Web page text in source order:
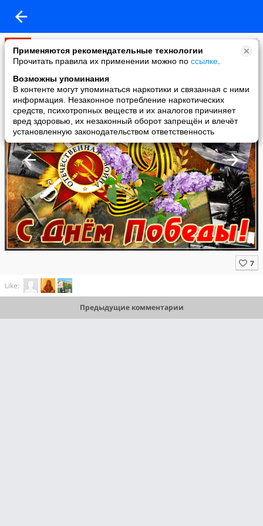
Применяются рекомендательные технологии
Прочитать правила их применении можно по ссылке
Возможны упоминания
В контенте могут упоминаться наркотики и связанная с ними
информация. Незаконное потребление наркотических
средств, психотропных веществ и их аналогов причиняет
вред здоровью, их незаконный оборот запрещён и влечёт
установленную законодательством ответственность
Мир
added a photo
06 May в 13:49
Like:
Предыдущие комментарии